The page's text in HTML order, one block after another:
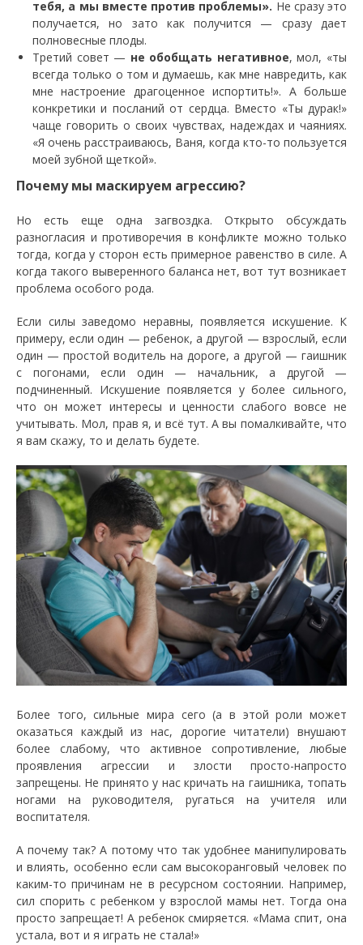
тебя, а мы вместе против проблемы». Не сразу это
получается, но зато как получится — сразу дает
полновесные плоды.
Третий совет — не обобщать негативное, мол, «ты
всегда только о том и думаешь, как мне навредить, как
мне настроение драгоценное испортить!». А больше
конкретики и посланий от сердца. Вместо «Ты дурак!»
чаще говорить о своих чувствах, надеждах и чаяниях.
«Я очень расстраиваюсь, Ваня, когда кто-то пользуется
моей зубной щеткой».
Почему мы маскируем агрессию?
Но есть еще одна загвоздка. Открыто обсуждать
разногласия и противоречия в конфликте можно только
тогда, когда у сторон есть примерное равенство в силе. А
когда такого выверенного баланса нет, вот тут возникает
проблема особого рода.
Если силы заведомо неравны, появляется искушение. К
примеру, если один — ребенок, а другой — взрослый, если
один — простой водитель на дороге, а другой — гаишник
с погонами, если один — начальник, а другой —
подчиненный. Искушение появляется у более сильного,
что он может интересы и ценности слабого вовсе не
учитывать. Мол, прав я, и всё тут. А вы помалкивайте, что
я вам скажу, то и делать будете.
Более того, сильные мира сего (а в этой роли может
оказаться каждый из нас, дорогие читатели) внушают
более слабому, что активное сопротивление, любые
проявления агрессии и злости просто-напросто
запрещены. Не принято у нас кричать на гаишника, топать
ногами на руководителя, ругаться на учителя или
воспитателя.
А почему так? А потому что так удобнее манипулировать
и влиять, особенно если сам высокоранговый человек по
каким-то причинам не в ресурсном состоянии. Например,
сил спорить с ребенком у взрослой мамы нет. Тогда она
просто запрещает! А ребенок смиряется. «Мама спит, она
устала, вот и я играть не стала!»